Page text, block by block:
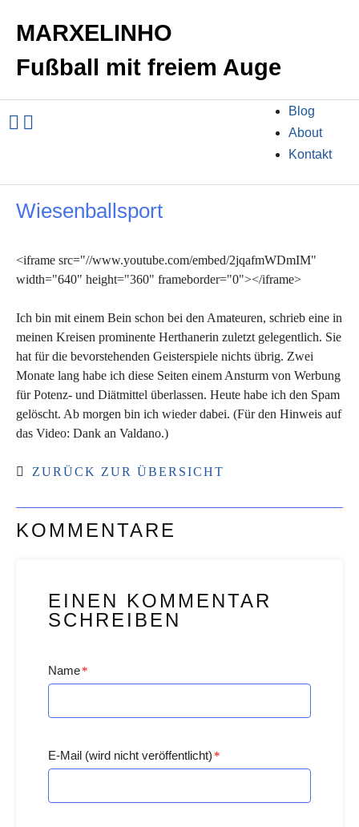
MARXELINHO
Fußball mit freiem Auge
Blog
About
Kontakt
Wiesenballsport
<iframe src="//www.youtube.com/embed/2jqafmWDmIM"
width="640" height="360" frameborder="0"></iframe>
Ich bin mit einem Bein schon bei den Amateuren, schrieb eine in
meinen Kreisen prominente Herthanerin zuletzt gelegentlich. Sie
hat für die bevorstehenden Geisterspiele nichts übrig. Zwei
Monate lang habe ich diese Seiten einem Ansturm von Werbung
für Potenz- und Diätmittel überlassen. Heute habe ich den Spam
gelöscht. Ab morgen bin ich wieder dabei. (Für den Hinweis auf
das Video: Dank an Valdano.)
ZURÜCK ZUR ÜBERSICHT
KOMMENTARE
EINEN KOMMENTAR
SCHREIBEN
Name*
E-Mail (wird nicht veröffentlicht) *